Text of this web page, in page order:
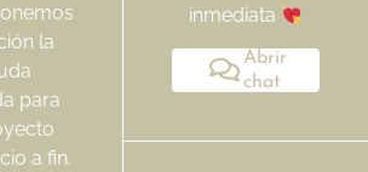
la
para
a fin.
inmediata
Abrir
chat